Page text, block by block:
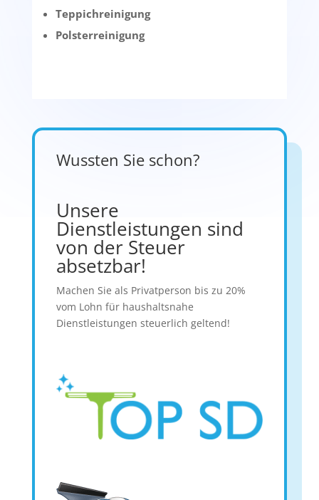
Teppichreinigung
Polsterreinigung
Wussten Sie schon?
Unsere
Dienstleistungen sind
von der Steuer
absetzbar!
Machen Sie als Privatperson bis zu 20%
vom Lohn für haushaltsnahe
Dienstleistungen steuerlich geltend!